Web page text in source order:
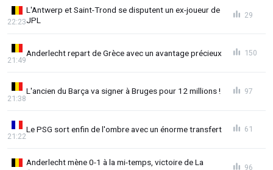
L'Antwerp et Saint-Trond se disputent un ex-joueur de
JPL
22:23
29
Anderlecht repart de Grèce avec un avantage précieux
21:49
150
L'ancien du Barça va signer à Bruges pour 12 millions !
21:38
97
Le PSG sort enfin de l'ombre avec un énorme transfert
21:22
61
Anderlecht mène 0-1 à la mi-temps, victoire de La
96